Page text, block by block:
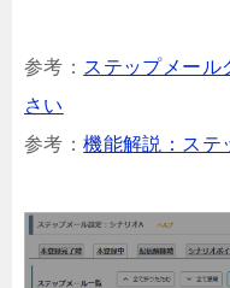
参考： ステップメール
さい
参考：機能解説：ステ